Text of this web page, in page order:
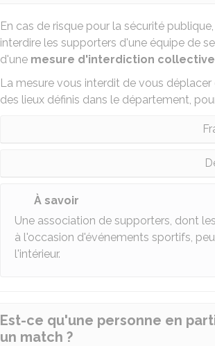
En cas de risque pour la sécurité
interdire les supporters d'une équipe de
d'une mesure d'interdiction collective
La mesure vous interdit de vous
des lieux définis dans le département,
À savoir
Une association de supporters, dont
à l'occasion d'événements sportifs,
l'intérieur.
Est-ce qu'une personne en
un match ?